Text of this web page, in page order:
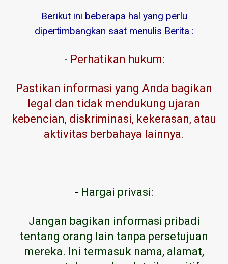
Berikut ini beberapa hal yang perlu
dipertimbangkan saat menulis Berita :
- Perhatikan hukum:
Pastikan informasi yang Anda bagikan
legal dan tidak mendukung ujaran
kebencian, diskriminasi, kekerasan, atau
aktivitas berbahaya lainnya.
- Hargai privasi:
Jangan bagikan informasi pribadi
tentang orang lain tanpa persetujuan
mereka. Ini termasuk nama, alamat,